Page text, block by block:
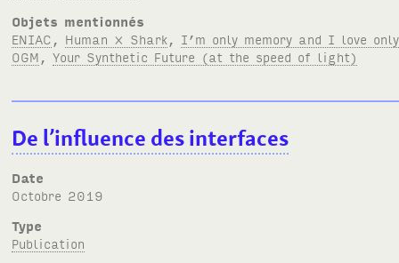
Objets mentionnés
ENIAC
Human × Shark
I’m only memory and I love
OGM ,Your Synthetic Future (at the speed of light)
De l’influence des interfaces
Date
octobre 2019
Type
Publication